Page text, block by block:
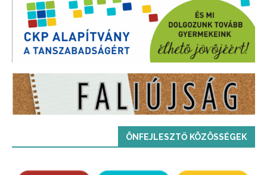
ÖNFEJLESZTŐ KÖZÖSSÉGEK